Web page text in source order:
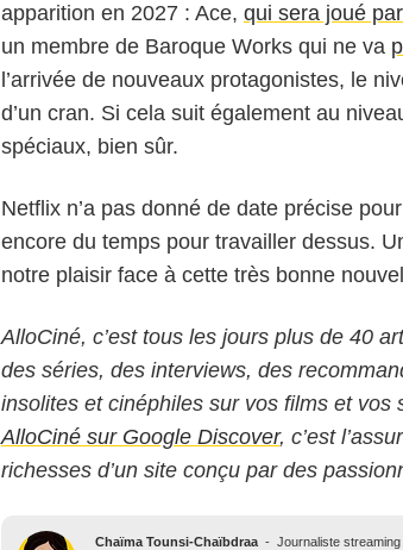
apparition en 2027 : Ace, qui sera joué
un membre de Baroque Works qui ne va
l’arrivée de nouveaux protagonistes, le
d’un cran. Si cela suit également au
spéciaux, bien sûr.
Netflix n’a pas donné de date précise
encore du temps pour travailler dessus.
notre plaisir face à cette très bonne
AlloCiné, c’est tous les jours plus de 40
des séries, des interviews, des
insolites et cinéphiles sur vos films et vos
AlloCiné sur Google Discover, c’est
richesses d’un site conçu par des
Chaïma Tounsi-Chaïbdraa - Journaliste streaming